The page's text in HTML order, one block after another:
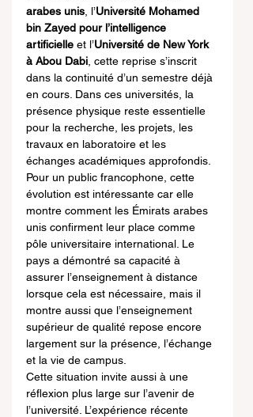
arabes unis , l’Université Mohamed
bin Zayed pour l’intelligence
artificielle et l’Université de New York
à Abou Dabi , cette reprise s’inscrit
dans la continuité d’un semestre déjà
en cours. Dans ces universités, la
présence physique reste essentielle
pour la recherche, les projets, les
travaux en laboratoire et les
échanges académiques approfondis.
Pour un public francophone, cette
évolution est intéressante car elle
montre comment les Émirats arabes
unis confirment leur place comme
pôle universitaire international. Le
pays a démontré sa capacité à
assurer l’enseignement à distance
lorsque cela est nécessaire, mais il
montre aussi que l’enseignement
supérieur de qualité repose encore
largement sur la présence, l’échange
et la vie de campus.
Cette situation invite aussi à une
réflexion plus large sur l’avenir de
l’université. L’expérience récente